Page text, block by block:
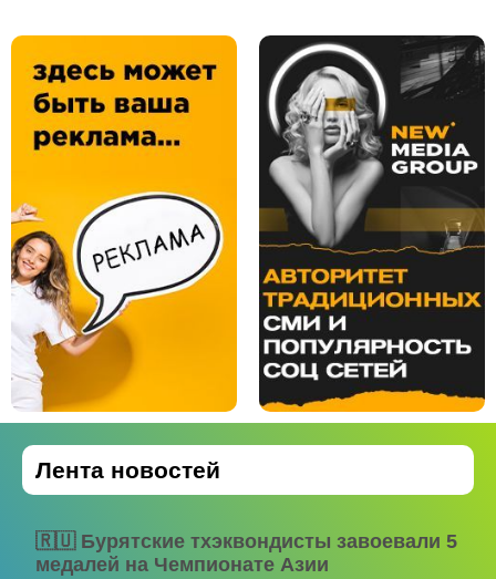
Лента новостей
🇷🇺 Бурятские тхэквондисты завоевали 5
медалей на Чемпионате Азии